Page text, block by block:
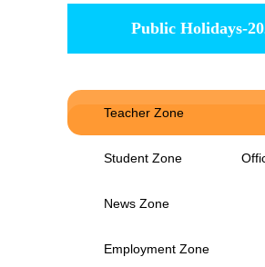
Public Holidays-
Teacher Zone
Student Zone
News Zone
Employment Zone